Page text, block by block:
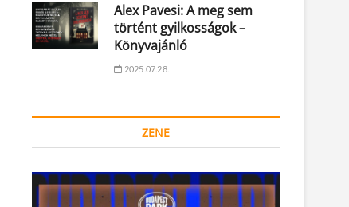
Alex Pavesi: A meg sem
történt gyilkosságok –
Könyvajánló
2025.07.28.
ZENE